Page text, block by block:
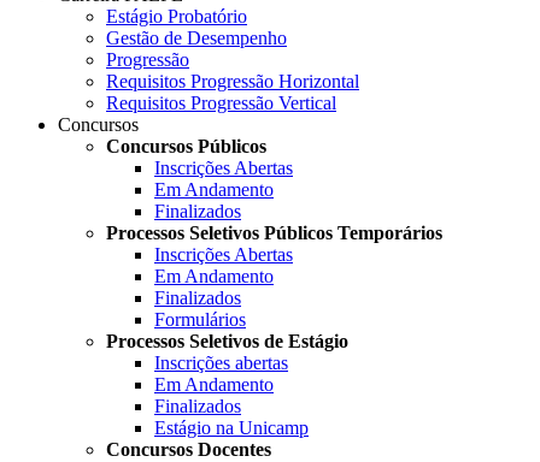
Estágio Probatório
Gestão de Desempenho
Progressão
Requisitos Progressão Horizontal
Requisitos Progressão Vertical
Concursos
Concursos Públicos
Inscrições Abertas
Em Andamento
Finalizados
Processos Seletivos Públicos Temporários
Inscrições Abertas
Em Andamento
Finalizados
Formulários
Processos Seletivos de Estágio
Inscrições abertas
Em Andamento
Finalizados
Estágio na Unicamp
Concursos Docentes